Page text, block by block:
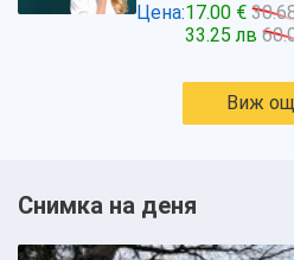
Цена:17.00 €
33.25 лв
Виж
Снимка на деня